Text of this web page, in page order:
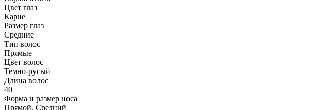
Цвет глаз
Карие
Размер глаз
Средние
Тип волос
Прямые
Цвет волос
Темно-русый
Длина волос
40
Форма и размер носа
Прямой, Средний